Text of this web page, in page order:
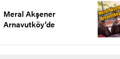
Meral Akşener
Arnavutköy’de